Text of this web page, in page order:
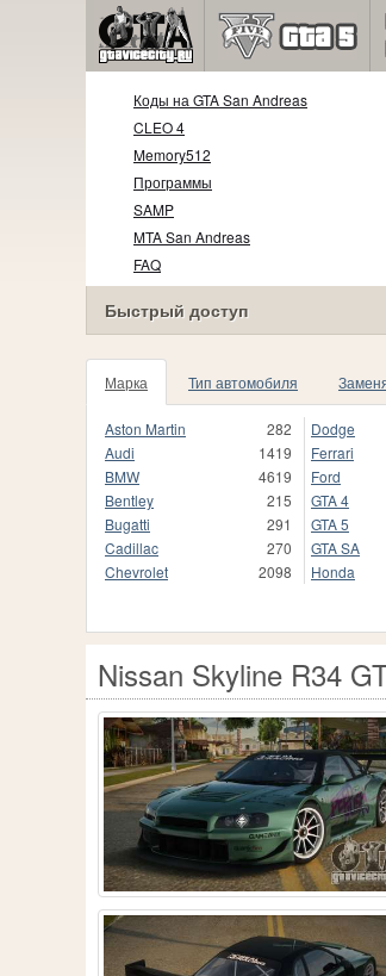
Коды на GTA San Andreas
CLEO 4
Memory512
Программы
SAMP
MTA San Andreas
FAQ
Быстрый доступ
Марка Тип автомобиля
Aston Martin
282
Audi
1419
BMW
4619
Bentley
215
Bugatti
291
Cadillac
270
Chevrolet
2098
Dodge
Ferrari
Ford
GTA 4
GTA 5
GTA SA
Honda
Nissan Skyline R34